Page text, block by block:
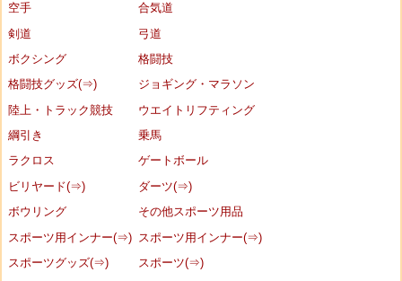
空手
合気道
剣道
弓道
ボクシング
格闘技
格闘技グッズ(⇒)
ジョギング・マラソン
陸上・トラック競技
ウエイトリフティング
綱引き
乗馬
ラクロス
ゲートボール
ビリヤード(⇒)
ダーツ(⇒)
ボウリング
その他スポーツ用品
スポーツ用インナー(⇒)
スポーツ用インナー(⇒)
スポーツグッズ(⇒)
スポーツ(⇒)